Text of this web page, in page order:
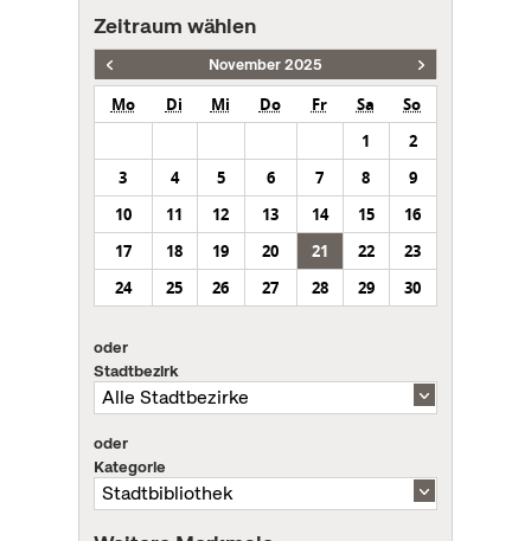
Zeitraum wählen
November 2025
Mo Di Mi Do Fr Sa
So
1
2
3
4 5 6 7 8
9
10
11 12 13 14 15
16
17
18 19 20 21 22
23
24
25 26 27 28 29 30
oder
Stadtbezirk
oder
Kategorie